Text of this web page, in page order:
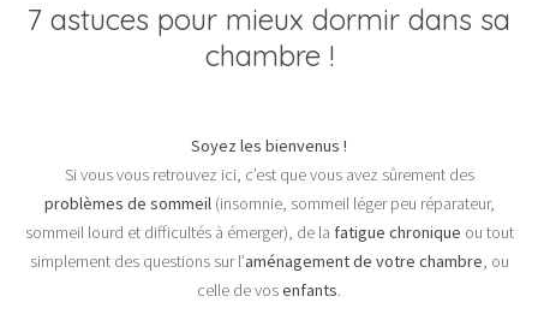
7 astuces pour mieux dormir dans sa
chambre !
Soyez les bienvenus !
Si vous vous retrouvez ici, c’est que vous avez sûrement des
problèmes de sommeil(insomnie, sommeil léger peu réparateur,
sommeil lourd et difficultés à émerger), de la fatigue chronique ou tout
simplement des questions sur l’aménagement de votre chambre, ou
celle de vosenfants.